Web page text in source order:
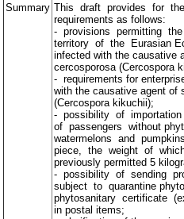
Summary This draft provides for
requirements as follows:
- provisions permitting
territory of the Eurasian
infected with the causative
cercosporosa (Cercospora
- requirements for
with the causative agent of
(Cercospora kikuchii);
- possibility of
of passengers without
watermelons and
piece, the weight of
previously permitted 5
- possibility of sending
subject to quarantine
phytosanitary certificate
in postal items;